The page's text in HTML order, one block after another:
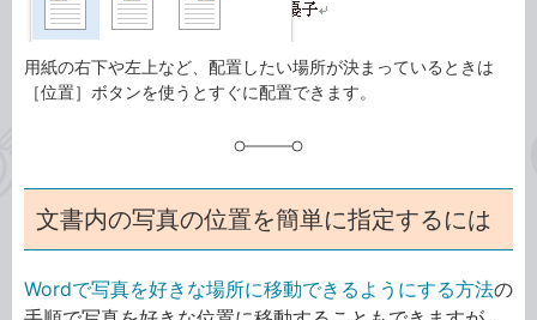
用紙の右下や左上など、配置したい場所が決まっているときは
［位置］ボタンを使うとすぐに配置できます。
文書内の写真の位置を簡単に指定するには
Wordで写真を好きな場所に移動できるようにする方法の